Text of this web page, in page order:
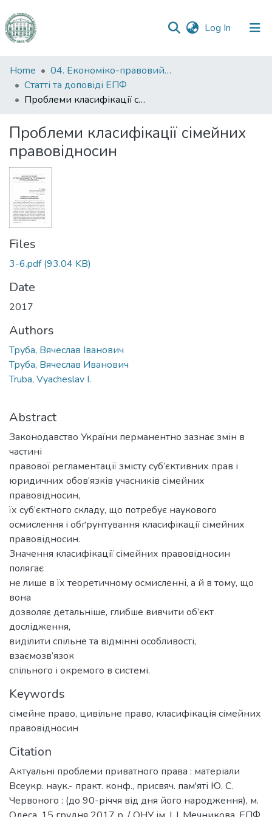
Log In (current)
Communities
&
Collections
Statistics
Home
04. Економіко-правовий факультет
Статті та доповіді ЕПФ
Проблеми класифікації сімейних правовідносин
Проблеми класифікації сімейних
правовідносин
Files
3-6.pdf(93.04 KB)
Date
2017
Authors
Труба, Вячеслав Іванович
Труба, Вячеслав Иванович
Truba, Vyacheslav I.
Abstract
Законодавство України перманентно зазнає змін в
частині
правової регламентації змісту суб’єктивних прав і
юридичних обов’язків учасників сімейних
правовідносин,
їх суб’єктного складу, що потребує наукового
осмислення і обґрунтування класифікації сімейних
правовідносин.
Значення класифікації сімейних правовідносин
полягає
не лише в їх теоретичному осмисленні, а й в тому, що
вона
дозволяє детальніше, глибше вивчити об’єкт
дослідження,
виділити спільне та відмінні особливості,
взаємозв’язок
спільного і окремого в системі.
Keywords
сімейне право, цивільне право, класифікація сімейних
правовідносин
Citation
Актуальні проблеми приватного права : матеріали
Всеукр. наук.- практ. конф., присвяч. пам'яті Ю. С.
Червоного : (до 90-річчя від дня його народження), м.